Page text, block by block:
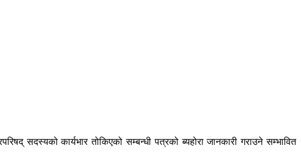
सदस्यको कार्यभार तोकिएको सम्बन्धी पत्रको ब्यहोरा जानकारी गराउने सम्भावित